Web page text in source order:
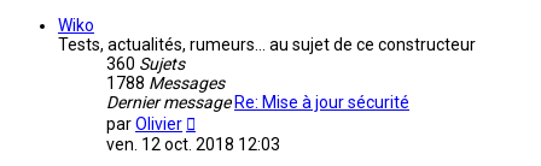
Wiko
Tests, actualités, rumeurs... au sujet de ce constructeur
360 Sujets
1788 Messages
Dernier message Re: Mise à jour sécurité
parOlivier
le
ven. 12 oct. 2018 12:03